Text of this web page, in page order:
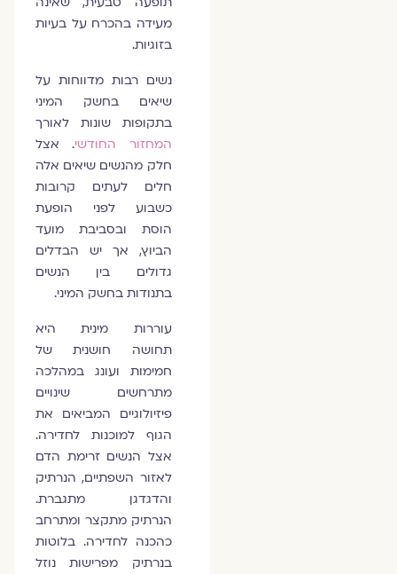
מעידה בהכרח על בעיות
בזוגיות.
נשים רבות מדווחות על
שיאים בחשק המיני
בתקופות שונות לאורך
המחזור החודשי. אצל
חלק מהנשים שיאים אלה
חלים לעתים קרובות
כשבוע לפני הופעת
הוסת ובסביבת מועד
הביוץ, אך יש הבדלים
גדולים בין הנשים
בתנודות בחשק המיני.
עוררות מינית היא
תחושה חושנית של
חמימות ועונג במהלכה
מתרחשים שינויים
פיזיולוגיים המביאים את
הגוף למוכנות לחדירה.
אצל הנשים זרימת הדם
לאזור השפתיים, הנרתיק
והדגדגן מתגברת.
הנרתיק מתקצר ומתרחב
כהכנה לחדירה. בלוטות
בנרתיק מפרישות נוזל